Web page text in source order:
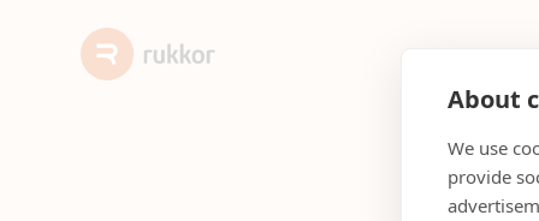
About
We use
provide